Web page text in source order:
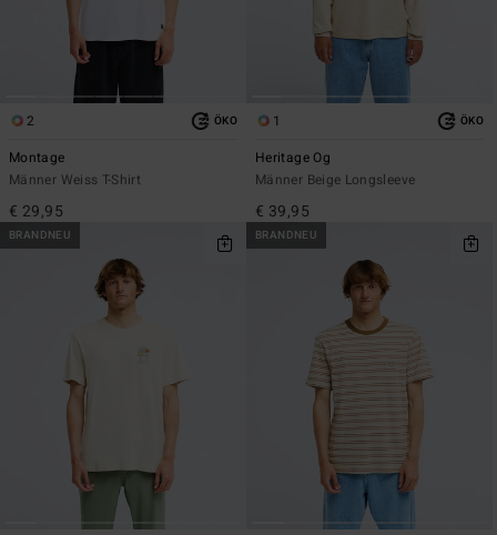
2 ÖKO
Montage
Männer Weiss T-Shirt
€ 29,95
1 ÖKO
Heritage Og
Männer Beige Longsleeve
€ 39,95
BRANDNEU BRANDNEU